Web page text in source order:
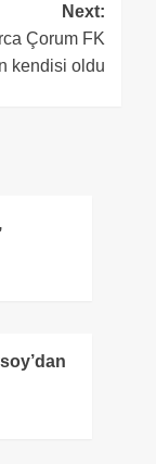
Next:
Çorum FK
kendisi oldu